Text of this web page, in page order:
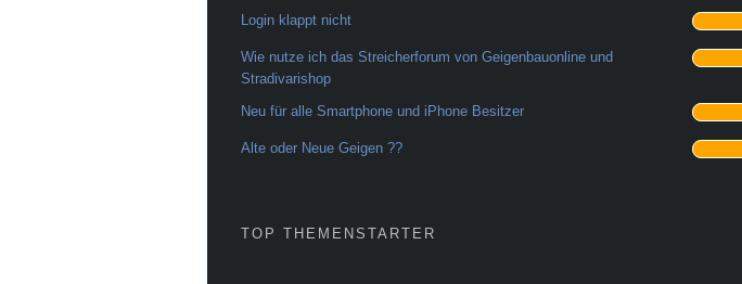
Login klappt nicht
Wie nutze ich das Streicherforum von Geigenbauonline und
Stradivarishop
Neu für alle Smartphone und iPhone Besitzer
Alte oder Neue Geigen ??
TOP THEMENSTARTER